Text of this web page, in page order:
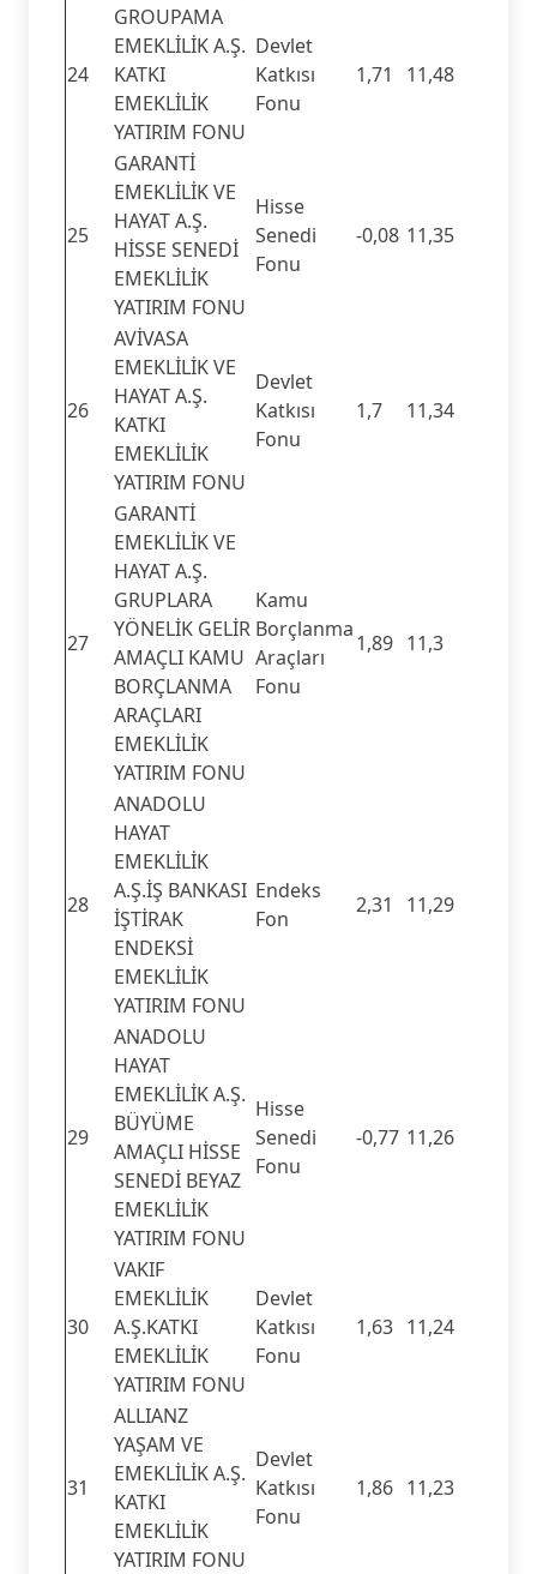
24
GROUPAMA
EMEKLİLİK A.Ş.
KATKI
EMEKLİLİK
YATIRIM FONU
Devlet
Katkısı
Fonu
1,71 11,48
25
GARANTİ
EMEKLİLİK VE
HAYAT A.Ş.
HİSSE SENEDİ
EMEKLİLİK
YATIRIM FONU
Hisse
Senedi
Fonu
-0,08 11,35
26
AVİVASA
EMEKLİLİK VE
HAYAT A.Ş.
KATKI
EMEKLİLİK
YATIRIM FONU
Devlet
Katkısı
Fonu
1,7 11,34
27
GARANTİ
EMEKLİLİK VE
HAYAT A.Ş.
GRUPLARA
YÖNELİK GELİR
AMAÇLI KAMU
BORÇLANMA
ARAÇLARI
EMEKLİLİK
YATIRIM FONU
Kamu
Borçlanma
Araçları
Fonu
1,89 11,3
28
ANADOLU
HAYAT
EMEKLİLİK
A.Ş.İŞ BANKASI
İŞTİRAK
ENDEKSİ
EMEKLİLİK
YATIRIM FONU
Endeks
Fon
2,31 11,29
29
ANADOLU
HAYAT
EMEKLİLİK A.Ş.
BÜYÜME
AMAÇLI HİSSE
SENEDİ BEYAZ
EMEKLİLİK
YATIRIM FONU
Hisse
Senedi
Fonu
-0,77 11,26
30
VAKIF
EMEKLİLİK
A.Ş.KATKI
EMEKLİLİK
YATIRIM FONU
Devlet
Katkısı
Fonu
1,63 11,24
31
ALLIANZ
YAŞAM VE
EMEKLİLİK A.Ş.
KATKI
EMEKLİLİK
YATIRIM FONU
Devlet
Katkısı
Fonu
1,86 11,23